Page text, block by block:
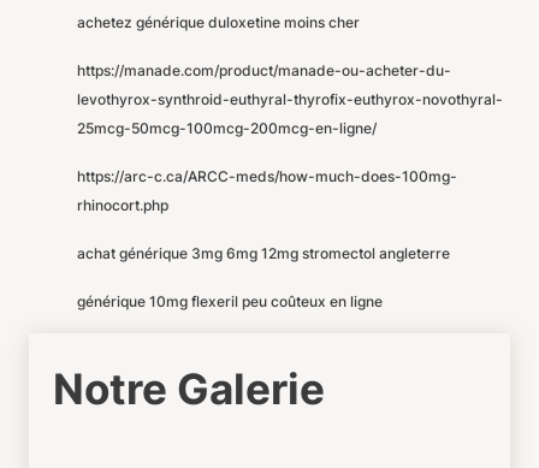
achetez générique duloxetine moins cher
https://manade.com/product/manade-ou-acheter-du-
levothyrox-synthroid-euthyral-thyrofix-euthyrox-novothyral-
25mcg-50mcg-100mcg-200mcg-en-ligne/
https://arc-c.ca/ARCC-meds/how-much-does-100mg-
rhinocort.php
achat générique 3mg 6mg 12mg stromectol angleterre
générique 10mg flexeril peu coûteux en ligne
Notre Galerie